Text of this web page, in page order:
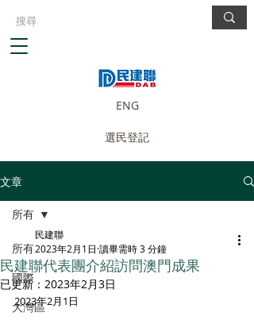
ENG
選民登記
文章
所有
國際
大灣區
所有
民建聯代表團介紹訪問澳門成果
民建聯
2023年2月1日 讀畢需時 3 分鐘
已更新： 2023年2月3日
2023年2月1日